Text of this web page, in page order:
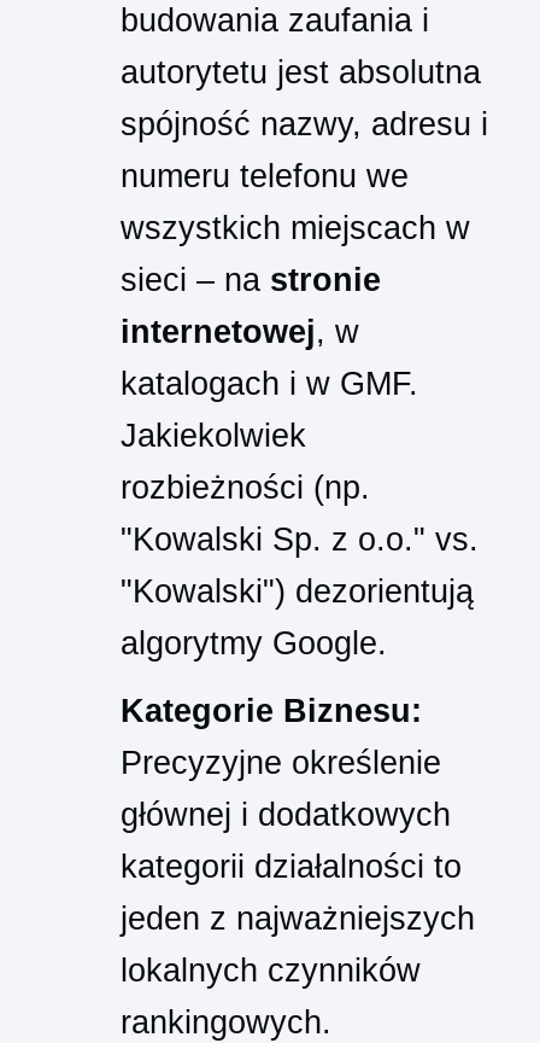
budowania zaufania i
autorytetu jest absolutna
spójność nazwy, adresu i
numeru telefonu we
wszystkich miejscach w
sieci – na stronie
internetowej, w
katalogach i w GMF.
Jakiekolwiek
rozbieżności (np.
"Kowalski Sp. z o.o." vs.
"Kowalski") dezorientują
algorytmy Google.
Kategorie Biznesu:
Precyzyjne określenie
głównej i dodatkowych
kategorii działalności to
jeden z najważniejszych
lokalnych czynników
rankingowych.